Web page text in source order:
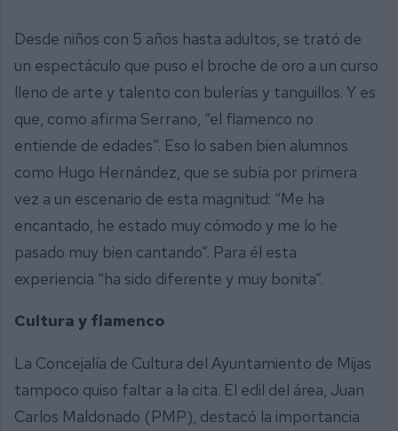
Desde niños con 5 años hasta adultos, se trató de
un espectáculo que puso el broche de oro a un curso
lleno de arte y talento con bulerías y tanguillos. Y es
que, como afirma Serrano, “el flamenco no
entiende de edades”. Eso lo saben bien alumnos
como Hugo Hernández, que se subía por primera
vez a un escenario de esta magnitud: “Me ha
encantado, he estado muy cómodo y me lo he
pasado muy bien cantando”. Para él esta
experiencia “ha sido diferente y muy bonita”.
Cultura y flamenco
La Concejalía de Cultura del Ayuntamiento de Mijas
tampoco quiso faltar a la cita. El edil del área, Juan
Carlos Maldonado (PMP), destacó la importancia